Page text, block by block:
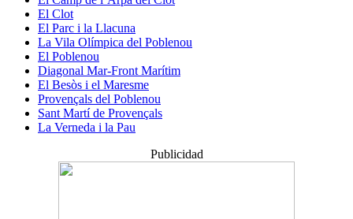
El Clot
El Parc i la Llacuna
La Vila Olímpica del Poblenou
El Poblenou
Diagonal Mar-Front Marítim
El Besòs i el Maresme
Provençals del Poblenou
Sant Martí de Provençals
La Verneda i la Pau
Publicidad